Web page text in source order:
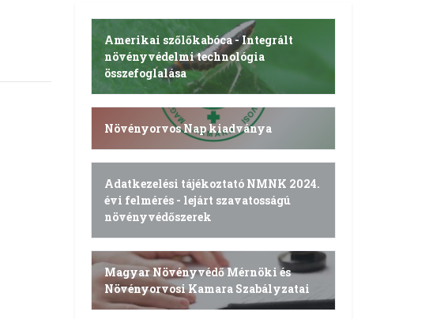
Amerikai szőlőkabóca - Integrált
növényvédelmi technológia
összefoglalása
Növényorvos Nap kiadványa
Adatkezelési tájékoztató NMNK 2024.
évi felmérés - lejárt szavatosságú
növényvédőszerek
Magyar Növényvédő Mérnöki és
Növényorvosi Kamara Szabályzatai